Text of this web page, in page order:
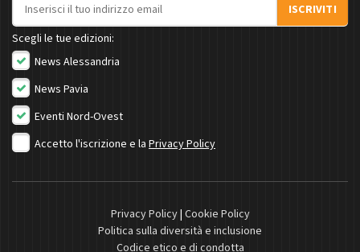
ISCRIVITI
Scegli le tue edizioni:
News Alessandria
News Pavia
Eventi Nord-Ovest
Accetto l'iscrizione e la Privacy Policy
Privacy Policy| Cookie Policy
Politica sulla diversità e inclusione
Codice etico e di condotta